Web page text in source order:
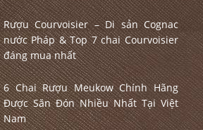
Rượu Courvoisier – Di sản Cognac
nước Pháp & Top 7 chai Courvoisier
đáng mua nhất
6 Chai Rượu Meukow Chính Hãng
Được Săn Đón Nhiều Nhất Tại Việt
Nam